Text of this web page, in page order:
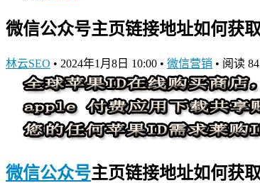
微信公众号主页链接地址如何获取
林云SEO • 2024年1月8日 10:00 • 微信营销 • 阅读 84
微信公众号主页链接地址如何获取